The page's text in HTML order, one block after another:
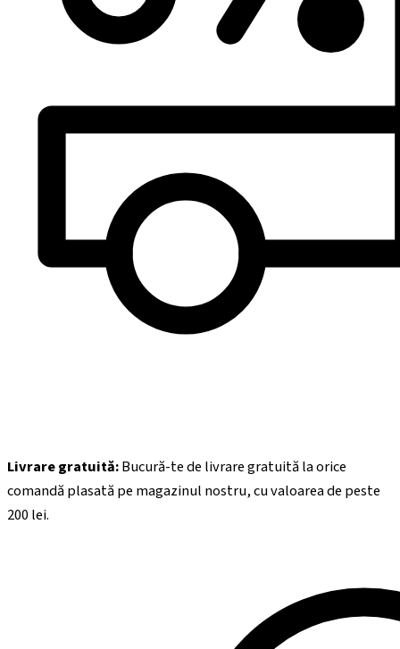
Livrare gratuită:Bucură-te de livrare gratuită la orice
comandă plasată pe magazinul nostru, cu valoarea de peste
200 lei.